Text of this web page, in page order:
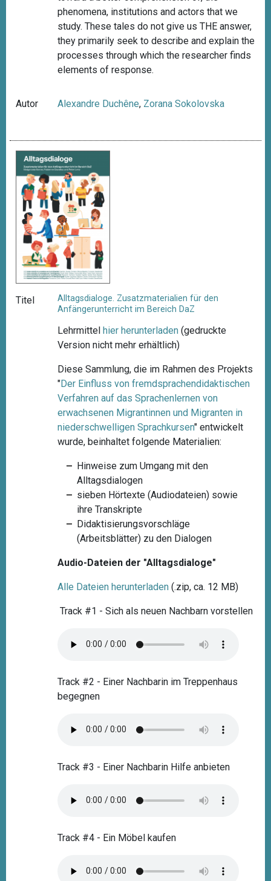
phenomena, institutions and actors that we
study. These tales do not give us THE answer,
they primarily seek to describe and explain the
processes through which the researcher finds
elements of response.
Autor Alexandre Duchêne, Zorana Sokolovska
Titel
Alltagsdialoge. Zusatzmaterialien für den
Anfängerunterricht im Bereich DaZ
Lehrmittelhier herunterladen (gedruckte
Version nicht mehr erhältlich)
Diese Sammlung, die im Rahmen des Projekts
"Der Einfluss von fremdsprachendidaktischen
Verfahren auf das Sprachenlernen von
erwachsenen Migrantinnen und Migranten in
niederschwelligenSprachkursen"entwickelt
wurde, beinhaltet folgende Materialien:
Hinweise zum Umgang mit den
Alltagsdialogen
sieben Hörtexte (Audiodateien) sowie
ihre Transkripte
Didaktisierungsvorschläge
(Arbeitsblätter) zu den Dialogen
Audio-Dateien der "Alltagsdialoge"
Alle Dateien herunterladen (.zip, ca. 12 MB)
Track #1 - Sich als neuen Nachbarn vorstellen
Track #2 - Einer Nachbarin im Treppenhaus
begegnen
Track #3 - Einer Nachbarin Hilfe anbieten
Track #4 - Ein Möbel kaufen